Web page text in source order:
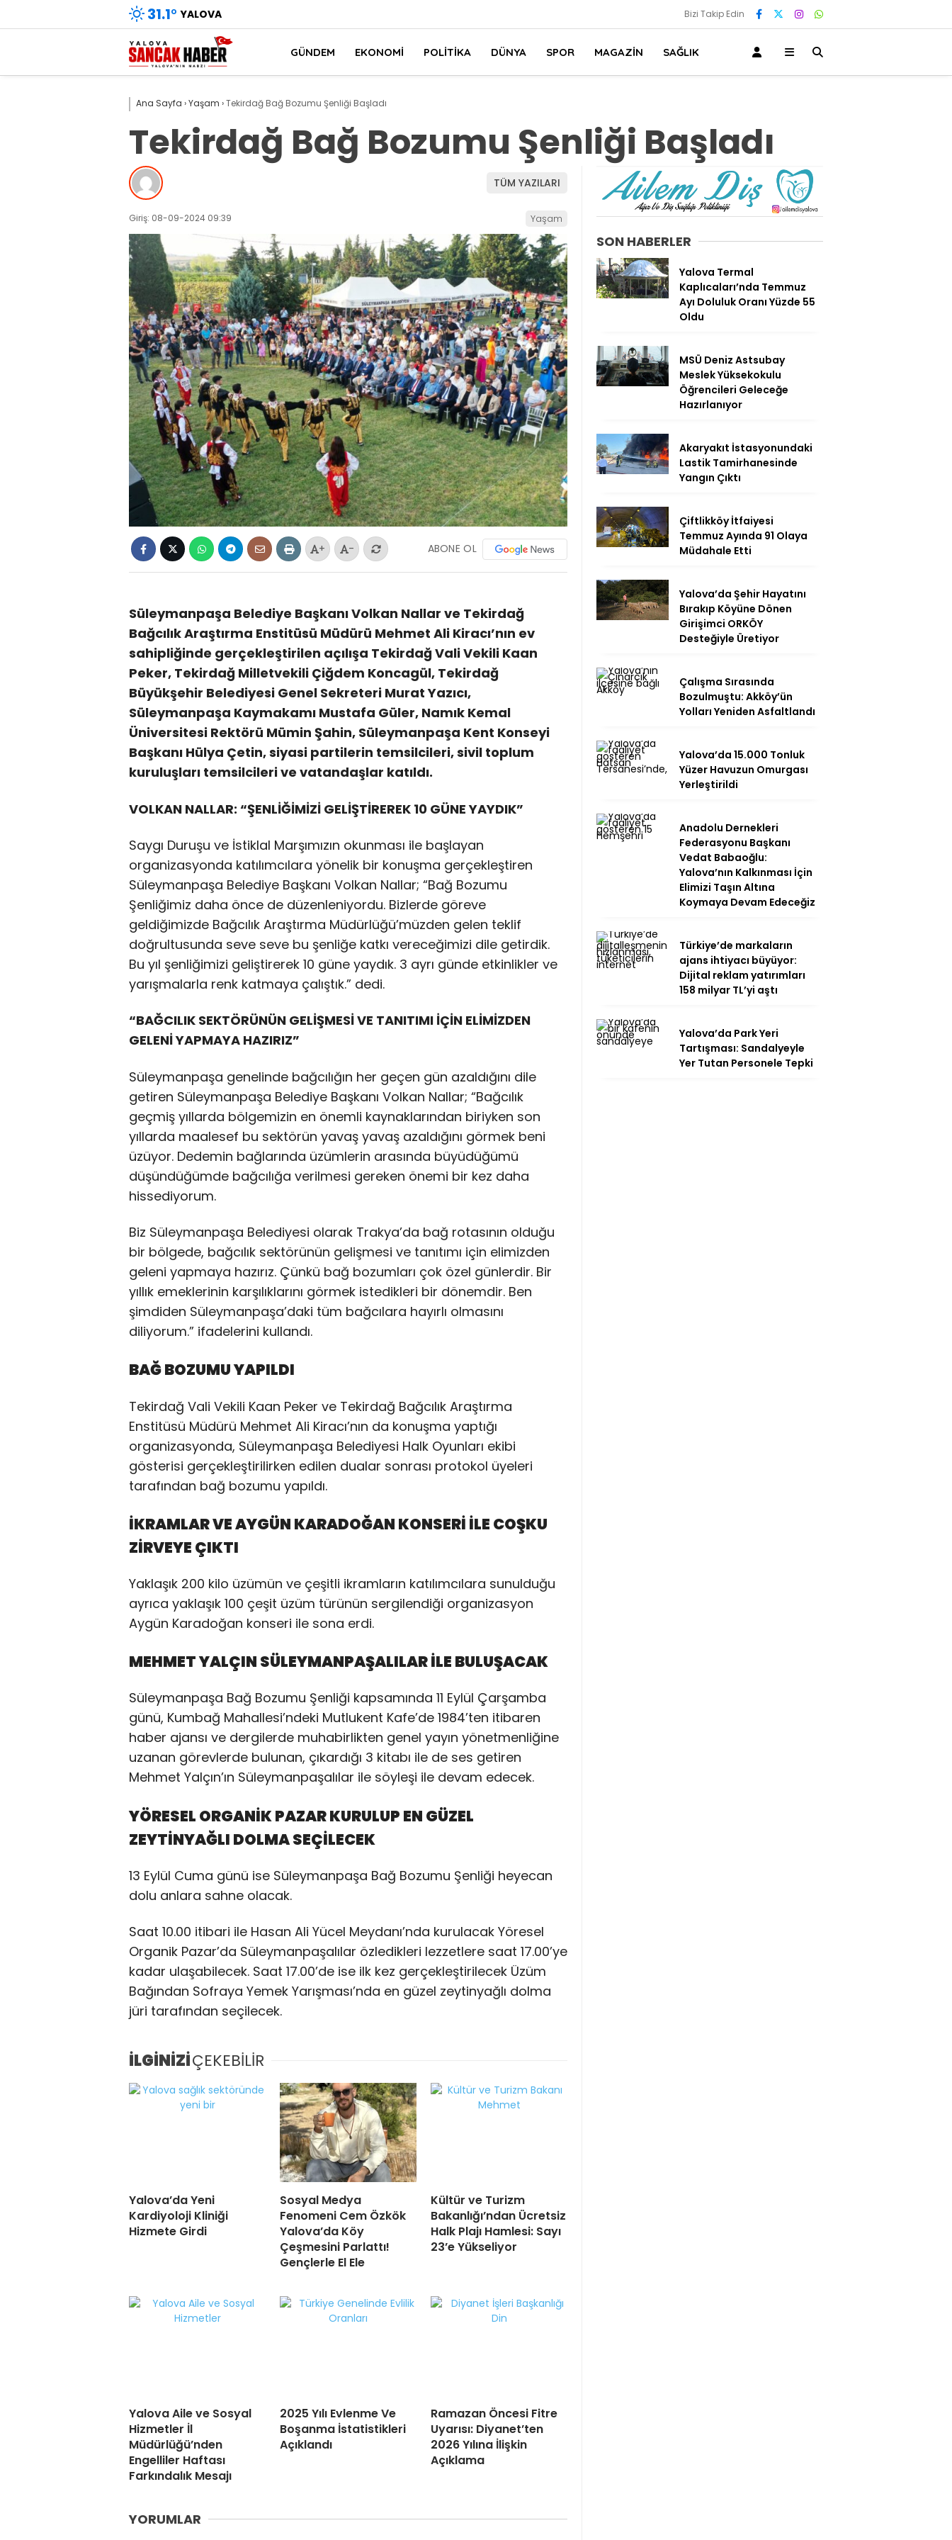
31.1° YALOVA Bizi Takip Edin
GÜNDEM EKONOMI POLITIKA DÜNYA SPOR MAGAZIN SAĞLIK
Ana Sayfa ›Yaşam ›Tekirdağ Bağ Bozumu Şenliği Başladı
Tekirdağ Bağ Bozumu Şenliği Başladı
TÜM YAZILARI
Giriş: 08-09-2024 09:39 Yaşam
+ - ABONE OL
Süleymanpaşa Belediye Başkanı Volkan Nallar ve Tekirdağ
Bağcılık Araştırma Enstitüsü Müdürü Mehmet Ali Kiracı’nın ev
sahipliğinde gerçekleştirilen açılışa Tekirdağ Vali Vekili Kaan
Peker, Tekirdağ Milletvekili Çiğdem Koncagül, Tekirdağ
Büyükşehir Belediyesi Genel Sekreteri Murat Yazıcı,
Süleymanpaşa Kaymakamı Mustafa Güler, Namık Kemal
Üniversitesi Rektörü Mümin Şahin, Süleymanpaşa Kent Konseyi
Başkanı Hülya Çetin, siyasi partilerin temsilcileri, sivil toplum
kuruluşları temsilcileri ve vatandaşlar katıldı.
VOLKAN NALLAR: “ŞENLİĞİMİZİ GELİŞTİREREK 10 GÜNE YAYDIK”
Saygı Duruşu ve İstiklal Marşımızın okunması ile başlayan
organizasyonda katılımcılara yönelik bir konuşma gerçekleştiren
Süleymanpaşa Belediye Başkanı Volkan Nallar; “Bağ Bozumu
Şenliğimiz daha önce de düzenleniyordu. Bizlerde göreve
geldiğimizde Bağcılık Araştırma Müdürlüğü’müzden gelen teklif
doğrultusunda seve seve bu şenliğe katkı vereceğimizi dile getirdik.
Bu yıl şenliğimizi geliştirerek 10 güne yaydık. 3 ayrı günde etkinlikler ve
yarışmalarla renk katmaya çalıştık.” dedi.
“BAĞCILIK SEKTÖRÜNÜN GELİŞMESİ VE TANITIMI İÇİN ELİMİZDEN
GELENİ YAPMAYA HAZIRIZ”
Süleymanpaşa genelinde bağcılığın her geçen gün azaldığını dile
getiren Süleymanpaşa Belediye Başkanı Volkan Nallar; “Bağcılık
geçmiş yıllarda bölgemizin en önemli kaynaklarından biriyken son
yıllarda maalesef bu sektörün yavaş yavaş azaldığını görmek beni
üzüyor. Dedemin bağlarında üzümlerin arasında büyüdüğümü
düşündüğümde bağcılığa verilmesi gereken önemi bir kez daha
hissediyorum.
Biz Süleymanpaşa Belediyesi olarak Trakya’da bağ rotasının olduğu
bir bölgede, bağcılık sektörünün gelişmesi ve tanıtımı için elimizden
geleni yapmaya hazırız. Çünkü bağ bozumları çok özel günlerdir. Bir
yıllık emeklerinin karşılıklarını görmek istedikleri bir dönemdir. Ben
şimdiden Süleymanpaşa’daki tüm bağcılara hayırlı olmasını
diliyorum.” ifadelerini kullandı.
BAĞ BOZUMU YAPILDI
Tekirdağ Vali Vekili Kaan Peker ve Tekirdağ Bağcılık Araştırma
Enstitüsü Müdürü Mehmet Ali Kiracı’nın da konuşma yaptığı
organizasyonda, Süleymanpaşa Belediyesi Halk Oyunları ekibi
gösterisi gerçekleştirilirken edilen dualar sonrası protokol üyeleri
tarafından bağ bozumu yapıldı.
İKRAMLAR VE AYGÜN KARADOĞAN KONSERİ İLE COŞKU
ZİRVEYE ÇIKTI
Yaklaşık 200 kilo üzümün ve çeşitli ikramların katılımcılara sunulduğu
ayrıca yaklaşık 100 çeşit üzüm türünün sergilendiği organizasyon
Aygün Karadoğan konseri ile sona erdi.
MEHMET YALÇIN SÜLEYMANPAŞALILAR İLE BULUŞACAK
Süleymanpaşa Bağ Bozumu Şenliği kapsamında 11 Eylül Çarşamba
günü, Kumbağ Mahallesi’ndeki Mutlukent Kafe’de 1984’ten itibaren
haber ajansı ve dergilerde muhabirlikten genel yayın yönetmenliğine
uzanan görevlerde bulunan, çıkardığı 3 kitabı ile de ses getiren
Mehmet Yalçın’ın Süleymanpaşalılar ile söyleşi ile devam edecek.
YÖRESEL ORGANİK PAZAR KURULUP EN GÜZEL
ZEYTİNYAĞLI DOLMA SEÇİLECEK
13 Eylül Cuma günü ise Süleymanpaşa Bağ Bozumu Şenliği heyecan
dolu anlara sahne olacak.
Saat 10.00 itibari ile Hasan Ali Yücel Meydanı’nda kurulacak Yöresel
Organik Pazar’da Süleymanpaşalılar özledikleri lezzetlere saat 17.00’ye
kadar ulaşabilecek. Saat 17.00’de ise ilk kez gerçekleştirilecek Üzüm
Bağından Sofraya Yemek Yarışması’nda en güzel zeytinyağlı dolma
jüri tarafından seçilecek.
İLGİNİZİÇEKEBİLİR
Yalova’da Yeni
Kardiyoloji Kliniği
Hizmete Girdi
Sosyal Medya
Fenomeni Cem Özkök
Yalova’da Köy
Çeşmesini Parlattı!
Gençlerle El Ele
Kültür ve Turizm
Bakanlığı’ndan Ücretsiz
Halk Plajı Hamlesi: Sayı
23’e Yükseliyor
Yalova Aile ve Sosyal
Hizmetler İl
Müdürlüğü’nden
Engelliler Haftası
Farkındalık Mesajı
2025 Yılı Evlenme Ve
Boşanma İstatistikleri
Açıklandı
Ramazan Öncesi Fitre
Uyarısı: Diyanet’ten
2026 Yılına İlişkin
Açıklama
YORUMLAR
SON HABERLER
Yalova Termal
Kaplıcaları’nda Temmuz
Ayı Doluluk Oranı Yüzde 55
Oldu
MSÜ Deniz Astsubay
Meslek Yüksekokulu
Öğrencileri Geleceğe
Hazırlanıyor
Akaryakıt İstasyonundaki
Lastik Tamirhanesinde
Yangın Çıktı
Çiftlikköy İtfaiyesi
Temmuz Ayında 91 Olaya
Müdahale Etti
Yalova’da Şehir Hayatını
Bırakıp Köyüne Dönen
Girişimci ORKÖY
Desteğiyle Üretiyor
Çalışma Sırasında
Bozulmuştu: Akköy’ün
Yolları Yeniden Asfaltlandı
Yalova’da 15.000 Tonluk
Yüzer Havuzun Omurgası
Yerleştirildi
Anadolu Dernekleri
Federasyonu Başkanı
Vedat Babaoğlu:
Yalova’nın Kalkınması İçin
Elimizi Taşın Altına
Koymaya Devam Edeceğiz
Türkiye’de markaların
ajans ihtiyacı büyüyor:
Dijital reklam yatırımları
158 milyar TL’yi aştı
Yalova’da Park Yeri
Tartışması: Sandalyeyle
Yer Tutan Personele Tepki